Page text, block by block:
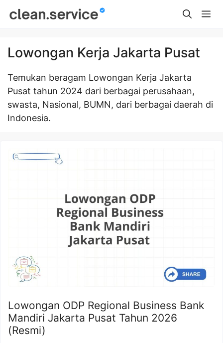
Lowongan Kerja Jakarta Pusat
Temukan beragam Lowongan Kerja Jakarta
Pusat tahun 2024 dari berbagai perusahaan,
swasta, Nasional, BUMN, dari berbagai daerah di
Indonesia.
Lowongan ODP Regional Business Bank
Mandiri Jakarta Pusat Tahun 2026
(Resmi)